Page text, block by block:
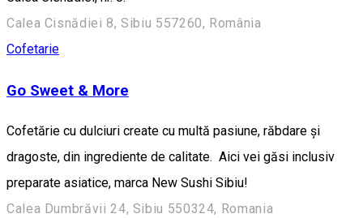
Calea Cisnădiei 8, Sibiu 557260, România
Cofetarie
Go Sweet & More
Cofetărie cu dulciuri create cu multă pasiune, răbdare şi
dragoste, din ingrediente de calitate. Aici vei găsi inclusiv
preparate asiatice, marca New Sushi Sibiu!
Calea Dumbrăvii 24, Sibiu 550324, Romania